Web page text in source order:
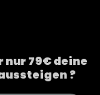
nur 79€ deine
?